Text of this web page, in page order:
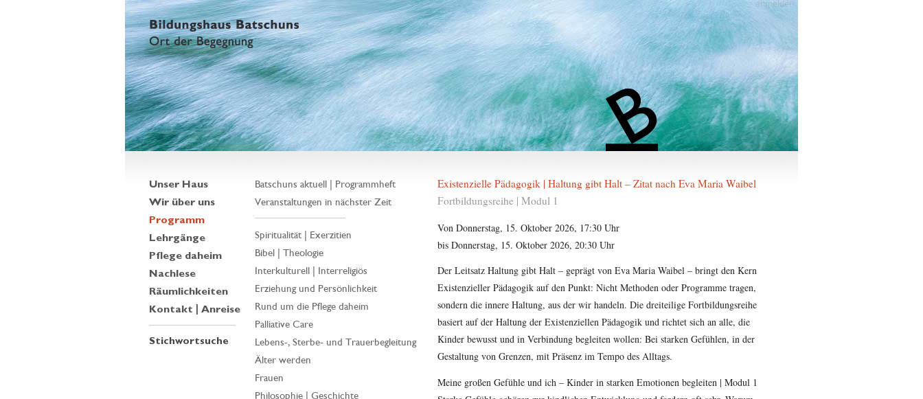
anmelden
Unser Haus
Wir über uns
Programm
Lehrgänge
Pflege daheim
Nachlese
Räumlichkeiten
Kontakt | Anreise
Stichwortsuche
Batschuns aktuell | Programmheft
Veranstaltungen in nächster Zeit
Spiritualität | Exerzitien
Bibel | Theologie
Interkulturell | Interreligiös
Erziehung und Persönlichkeit
Rund um die Pflege daheim
Palliative Care
Lebens-, Sterbe- und Trauerbegleitung
Älter werden
Frauen
Philosophie | Geschichte
Existenzielle Pädagogik | Haltung gibt Halt – Zitat nach Eva Maria Waibel
Fortbildungsreihe | Modul 1
Von Donnerstag, 15. Oktober 2026, 17:30 Uhr
bis Donnerstag, 15. Oktober 2026, 20:30 Uhr
Der Leitsatz Haltung gibt Halt – geprägt von Eva Maria Waibel – bringt den Kern
Existenzieller Pädagogik auf den Punkt: Nicht Methoden oder Programme tragen,
sondern die innere Haltung, aus der wir handeln. Die dreiteilige Fortbildungsreihe
basiert auf der Haltung der Existenziellen Pädagogik und richtet sich an alle, die
Kinder bewusst und in Verbindung begleiten wollen: Bei starken Gefühlen, in der
Gestaltung von Grenzen, mit Präsenz im Tempo des Alltags.
Meine großen Gefühle und ich – Kinder in starken Emotionen begleiten | Modul 1